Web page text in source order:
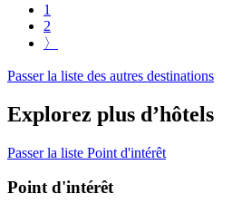
1
2
〉
Passer la liste des autres destinations
Explorez plus d’hôtels
Passer la liste Point d'intérêt
Point d'intérêt